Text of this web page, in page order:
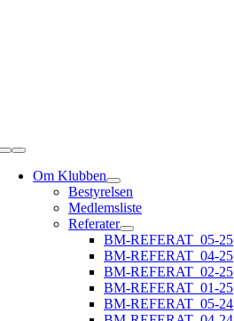
Toggle
NavigationOm Klubben
Bestyrelsen
Medlemsliste
Referater
BM-REFERAT_05-25
BM-REFERAT_04-25
BM-REFERAT_02-25
BM-REFERAT_01-25
BM-REFERAT_05-24